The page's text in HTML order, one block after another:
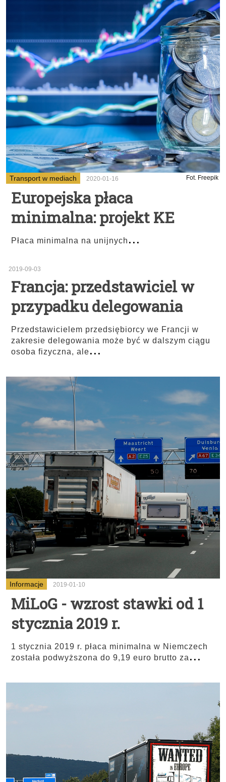
Transport w mediach 2020-01-16 Fot. Freepik
Europejska płaca
minimalna: projekt KE
Płaca minimalna na unijnych ...
2019-09-03
Francja: przedstawiciel w
przypadku delegowania
Przedstawicielem przedsiębiorcy we Francji w
zakresie delegowania może być w dalszym ciągu
osoba fizyczna, ale...
Informacje 2019-01-10
MiLoG - wzrost stawki od 1
stycznia 2019 r.
1 stycznia 2019 r. płaca minimalna w Niemczech
została podwyższona do 9,19 euro brutto za...